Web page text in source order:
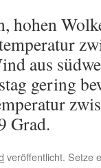
hohen
aus
gering
Grad.
veröffentlicht. Setze